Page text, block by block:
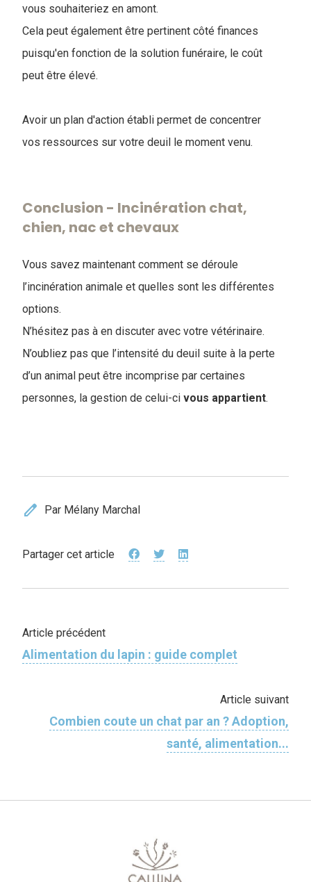
vous souhaiteriez en amont.
Cela peut également être pertinent côté finances
puisqu'en fonction de la solution funéraire, le coût
peut être élevé.
Avoir un plan d'action établi permet de concentrer
vos ressources sur votre deuil le moment venu.
Conclusion - Incinération chat,
chien, nac et chevaux
Vous savez maintenant comment se déroule
l’incinération animale et quelles sont les différentes
options.
N’hésitez pas à en discuter avec votre vétérinaire.
N’oubliez pas que l’intensité du deuil suite à la perte
d’un animal peut être incomprise par certaines
personnes, la gestion de celui-ci vous appartient.
edit Par Mélany Marchal
Partager cet article
Article précédent
Alimentation du lapin : guide complet
Article suivant
Combien coute un chat par an ? Adoption,
santé, alimentation...